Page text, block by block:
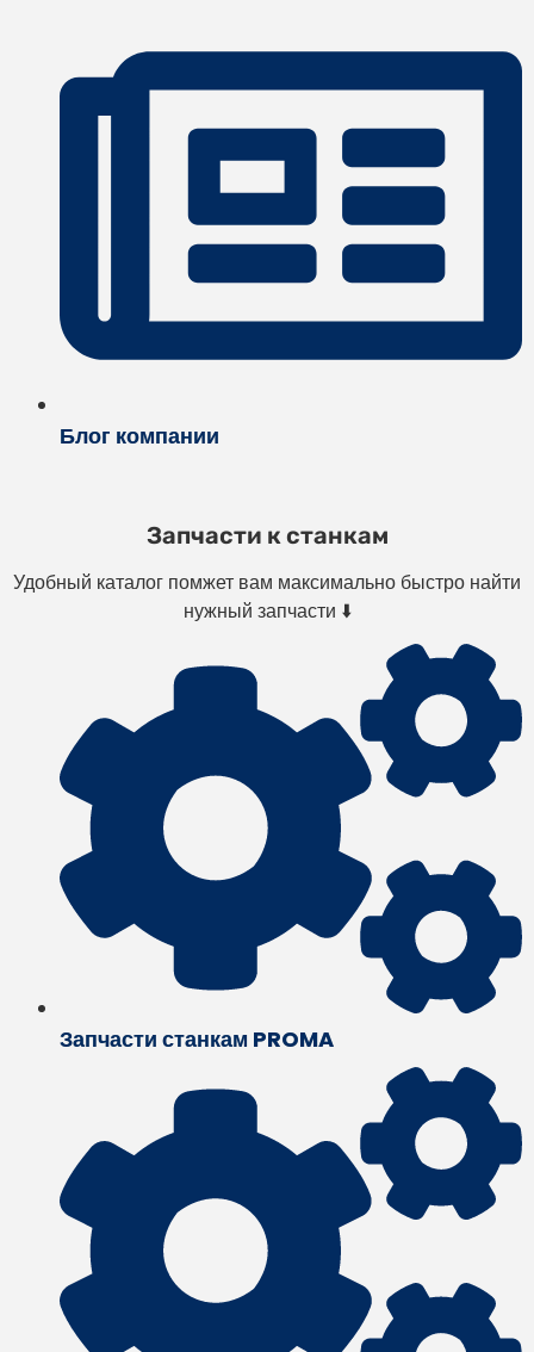
Блог компании
Запчасти к станкам
Удобный каталог помжет вам максимально быстро найти
нужный запчасти ⬇️
Запчасти станкам PROMA